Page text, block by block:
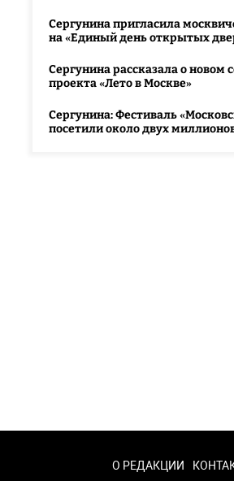
Сергунина пригласила
на «Единый день открытых
Сергунина рассказала о новом
проекта «Лето в Москве»
Сергунина: Фестиваль
посетили около двух
О РЕДАКЦИИ